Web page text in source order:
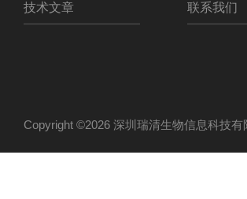
技术文章 联系我们
Copyright ©2026 深圳瑞清生物信息科技